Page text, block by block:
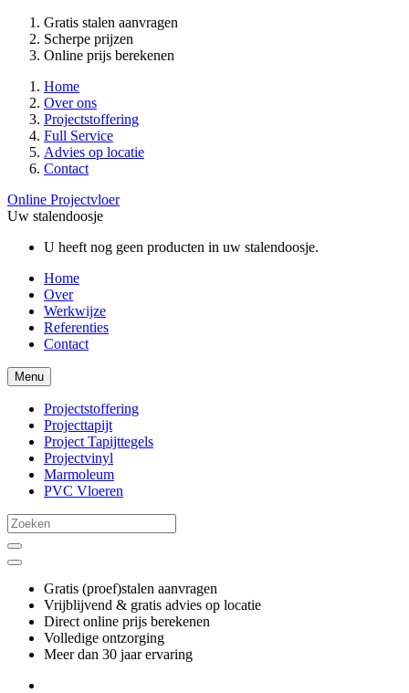
Gratis stalen aanvragen
Scherpe prijzen
Online prijs berekenen
Home
Over ons
Projectstoffering
Full Service
Advies op locatie
Contact
Online Projectvloer
Uw stalendoosje
U heeft nog geen producten in uw stalendoosje.
Home
Over
Werkwijze
Referenties
Contact
Menu
Projectstoffering
Projecttapijt
Project Tapijttegels
Projectvinyl
Marmoleum
PVC Vloeren
Gratis (proef)stalen aanvragen
Vrijblijvend & gratis advies op locatie
Direct online prijs berekenen
Volledige ontzorging
Meer dan 30 jaar ervaring